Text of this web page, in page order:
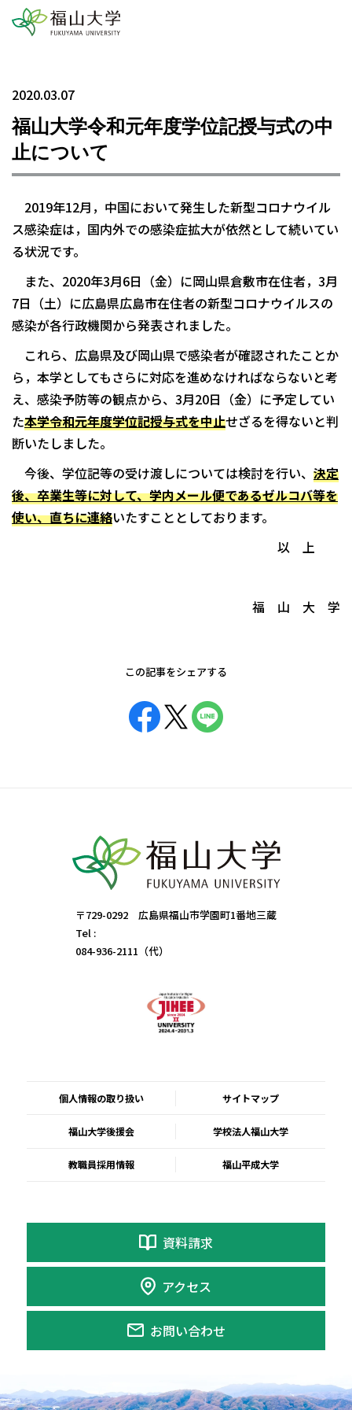
2020.03.07
福山大学令和元年度学位記授与式の中
止について
2019年12月，中国において発生した新型コロナウイル
ス感染症は，国内外での感染症拡大が依然として続いてい
る状況です。
また、2020年3月6日（金）に岡山県倉敷市在住者，3月
7日（土）に広島県広島市在住者の新型コロナウイルスの
感染が各行政機関から発表されました。
これら、広島県及び岡山県で感染者が確認されたことか
ら，本学としてもさらに対応を進めなければならないと考
え、感染予防等の観点から、3月20日（金）に予定してい
た本学令和元年度学位記授与式を中止せざるを得ないと判
断いたしました。
今後、学位記等の受け渡しについては検討を行い、 決定
後、卒業生等に対して、学内メール便であるゼルコバ等を
使い、直ちに連絡いたすこととしております。
以 上
福 山 大 学
この記事をシェアする
〒729-0292 広島県福山市学園町1番地三蔵
Tel :
084-936-2111（代）
個人情報の取り扱い サイトマップ
福山大学後援会 学校法人福山大学
教職員採用情報 福山平成大学
資料請求
アクセス
お問い合わせ